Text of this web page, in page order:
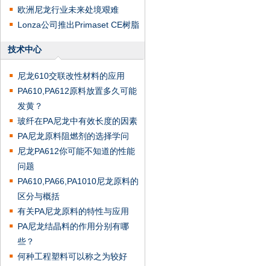
欧洲尼龙行业未来处境艰难
Lonza公司推出Primaset CE树脂
技术中心
尼龙610交联改性材料的应用
PA610,PA612原料放置多久可能
发黄？
玻纤在PA尼龙中有效长度的因素
PA尼龙原料阻燃剂的选择学问
尼龙PA612你可能不知道的性能
问题
PA610,PA66,PA1010尼龙原料的
区分与概括
有关PA尼龙原料的特性与应用
PA尼龙结晶料的作用分别有哪
些？
何种工程塑料可以称之为较好